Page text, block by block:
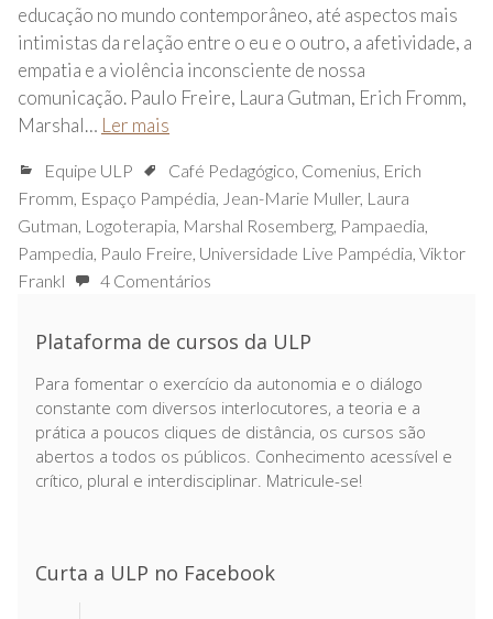
educação no mundo contemporâneo, até aspectos mais
intimistas da relação entre o eu e o outro, a afetividade, a
empatia e a violência inconsciente de nossa
comunicação. Paulo Freire, Laura Gutman, Erich Fromm,
Marshal… Ler mais
Equipe ULP Café Pedagógico, Comenius, Erich
Fromm, Espaço Pampédia, Jean-Marie Muller, Laura
Gutman, Logoterapia, Marshal Rosemberg, Pampaedia,
Pampedia, Paulo Freire, Universidade Live Pampédia, Viktor
Frankl
4 Comentários
Plataforma de cursos da ULP
Para fomentar o exercício da autonomia e o diálogo
constante com diversos interlocutores, a teoria e a
prática a poucos cliques de distância, os cursos são
abertos a todos os públicos. Conhecimento acessível e
crítico, plural e interdisciplinar. Matricule-se!
Curta a ULP no Facebook